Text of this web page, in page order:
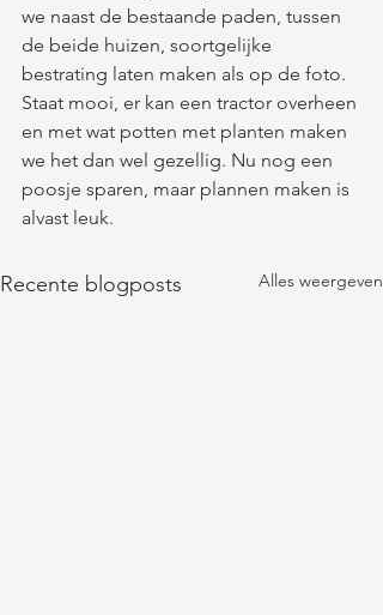
we naast de bestaande paden, tussen
de beide huizen, soortgelijke
bestrating laten maken als op de foto.
Staat mooi, er kan een tractor overheen
en met wat potten met planten maken
we het dan wel gezellig. Nu nog een
poosje sparen, maar plannen maken is
alvast leuk.
Recente blogposts Alles weergeven